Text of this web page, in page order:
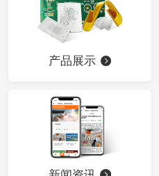
产品展示